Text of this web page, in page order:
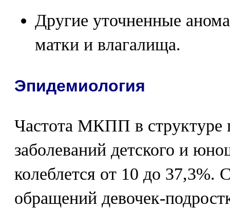
Другие уточненные
матки и влагалища.
Эпидемиология
Частота МКПП в структуре
заболеваний детского и
колеблется от 10 до 37,3%.
обращений девочек-